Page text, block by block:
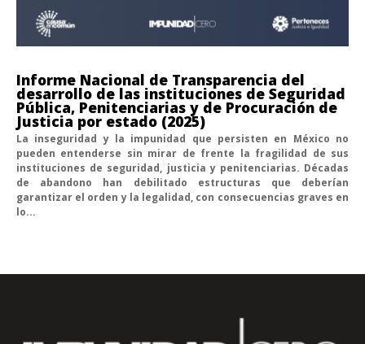
Informe Nacional de Transparencia del
desarrollo de las instituciones de Seguridad
Pública, Penitenciarias y de Procuración de
Justicia por estado (2025)
La inseguridad y la impunidad que persisten en México no
pueden entenderse sin mirar de frente la fragilidad de sus
instituciones de seguridad, justicia y penitenciarias. Décadas
de abandono han debilitado estructuras que deberían
garantizar el orden y la legalidad, con consecuencias graves en
lo...